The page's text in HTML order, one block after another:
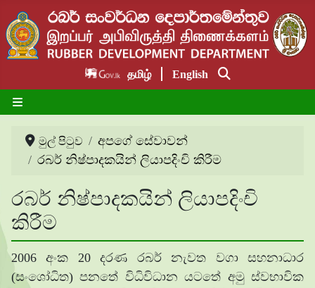
தமிழ் English
මුල් පිටුව
අපගේ සේවාවන්
රබර් නිෂ්පාදකයින් ලියාපදිංචි කිරීම
රබර් නිෂ්පාදකයින් ලියාපදිංචි
කිරීම
2006 අංක 20 දරණ රබර් නැවත වගා සහනාධාර
(සංශෝධිත) පනතේ විධිවිධාන යටතේ අමු ස්වභාවික